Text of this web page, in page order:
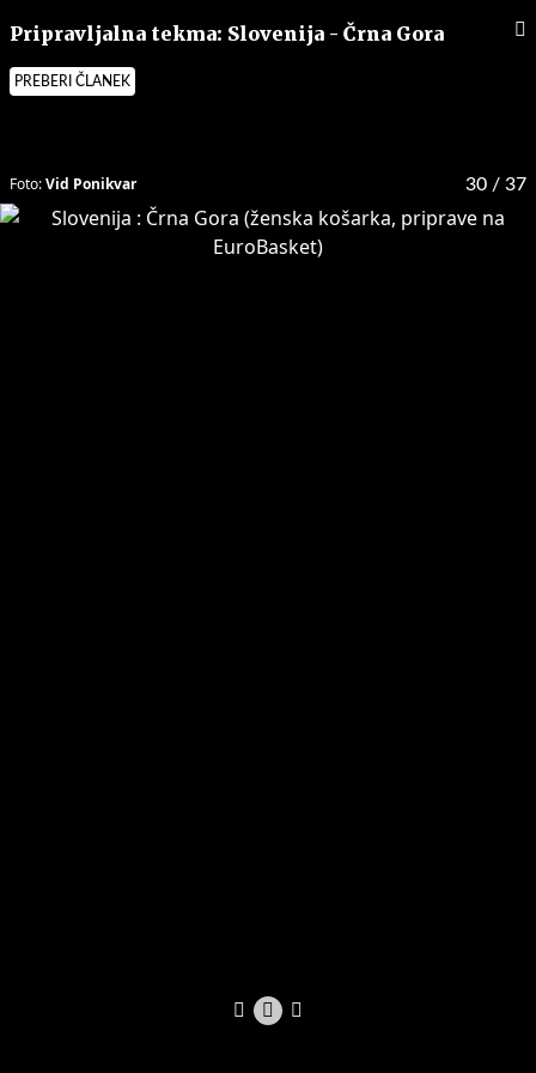
Pripravljalna tekma: Slovenija - Črna Gora
PREBERI ČLANEK
30 / 37
Foto:Vid Ponikvar